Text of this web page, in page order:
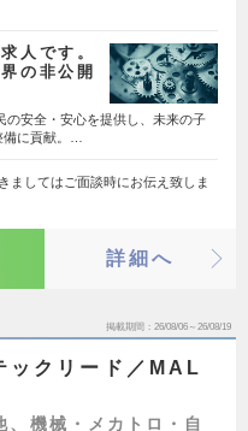
人です。
の非公開
の安全・安心を提供し、未来の子
に貢献。…
ましてはご面談時にお伝え致しま
詳細へ
掲載期間 26/08/06～26/08/19
ックリード／MAL
、機械・メカトロ・自